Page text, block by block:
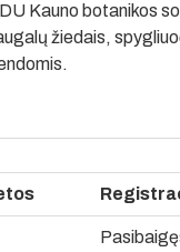
Kauno botanikos
žiedais,